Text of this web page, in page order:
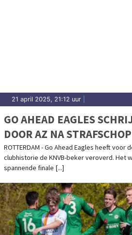
21 april 2025, 21:12 uur
GO AHEAD EAGLES
DOOR AZ NA
KLOPPEN
ROTTERDAM - Go Ahead Eagles heeft voor
clubhistorie de KNVB-beker veroverd. Het
spannende finale [...]